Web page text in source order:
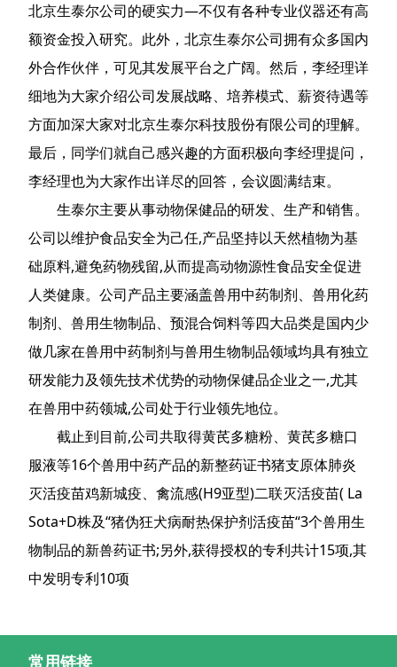
北京生泰尔公司的硬实力—不仅有各种专业仪器还有高
额资金投入研究。此外，北京生泰尔公司拥有众多国内
外合作伙伴，可见其发展平台之广阔。然后，李经理详
细地为大家介绍公司发展战略、培养模式、薪资待遇等
方面加深大家对北京生泰尔科技股份有限公司的理解。
最后，同学们就自己感兴趣的方面积极向李经理提问，
李经理也为大家作出详尽的回答，会议圆满结束。
生泰尔主要从事动物保健品的研发、生产和销售。
公司以维护食品安全为己任,产品坚持以天然植物为基
础原料,避免药物残留,从而提高动物源性食品安全促进
人类健康。公司产品主要涵盖兽用中药制剂、兽用化药
制剂、兽用生物制品、预混合饲料等四大品类是国内少
做几家在兽用中药制剂与兽用生物制品领域均具有独立
研发能力及领先技术优势的动物保健品企业之一,尤其
在兽用中药领城,公司处于行业领先地位。
截止到目前,公司共取得黄芪多糖粉、黄芪多糖口
服液等16个兽用中药产品的新整药证书猪支原体肺炎
灭活疫苗鸡新城疫、禽流感(H9亚型)二联灭活疫苗( La
Sota+D株及“猪伪狂犬病耐热保护剂活疫苗“3个兽用生
物制品的新兽药证书;另外,获得授权的专利共计15项,其
中发明专利10项
常用链接